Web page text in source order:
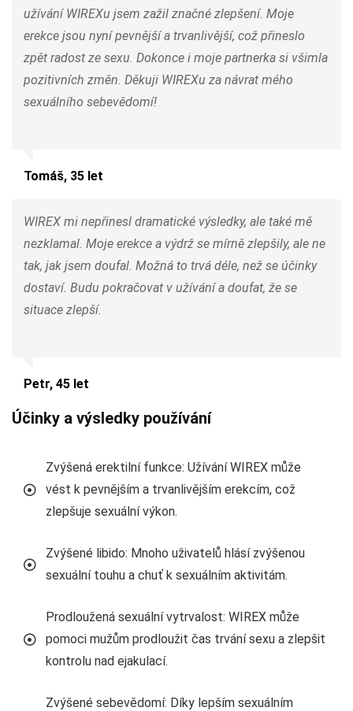
užívání WIREXu jsem zažil značné zlepšení. Moje
erekce jsou nyní pevnější a trvanlivější, což přineslo
zpět radost ze sexu. Dokonce i moje partnerka si všimla
pozitivních změn. Děkuji WIREXu za návrat mého
sexuálního sebevědomí!
Tomáš, 35 let
WIREX mi nepřinesl dramatické výsledky, ale také mě
nezklamal. Moje erekce a výdrž se mírně zlepšily, ale ne
tak, jak jsem doufal. Možná to trvá déle, než se účinky
dostaví. Budu pokračovat v užívání a doufat, že se
situace zlepší.
Petr, 45 let
Účinky a výsledky používání
Zvýšená erektilní funkce: Užívání WIREX může
vést k pevnějším a trvanlivějším erekcím, což
zlepšuje sexuální výkon.
Zvýšené libido: Mnoho uživatelů hlásí zvýšenou
sexuální touhu a chuť k sexuálním aktivitám.
Prodloužená sexuální vytrvalost: WIREX může
pomoci mužům prodloužit čas trvání sexu a zlepšit
kontrolu nad ejakulací.
Zvýšené sebevědomí: Díky lepším sexuálním